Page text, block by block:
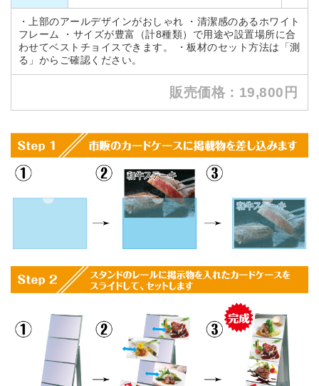
・上部のアールデザインがおしゃれ ・清潔感のあるホワイト
フレーム ・サイズが豊富（計8種類）で用途や設置場所に合
わせてベストチョイスできます。 ・板材のセット方法は「測
る」からご確認ください。
販売価格：19,800円